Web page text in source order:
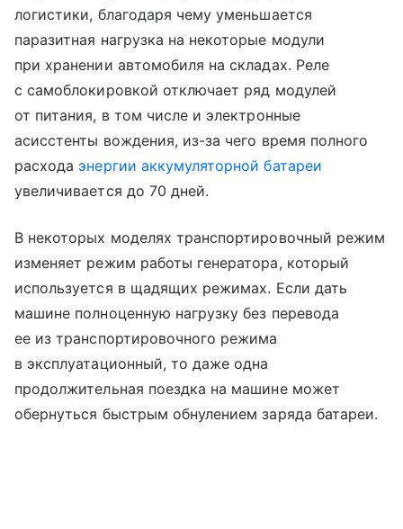
логистики, благодаря чему уменьшается
паразитная нагрузка на некоторые модули
при хранении автомобиля на складах. Реле
с самоблокировкой отключает ряд модулей
от питания, в том числе и электронные
асисстенты вождения, из-за чего время полного
расхода энергии аккумуляторной батареи
увеличивается до 70 дней.
В некоторых моделях транспортировочный режим
изменяет режим работы генератора, который
используется в щадящих режимах. Если дать
машине полноценную нагрузку без перевода
ее из транспортировочного режима
в эксплуатационный, то даже одна
продолжительная поездка на машине может
обернуться быстрым обнулением заряда батареи.